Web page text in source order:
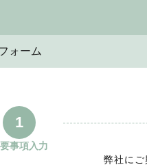
ォーム
1
事項入力
弊社にご